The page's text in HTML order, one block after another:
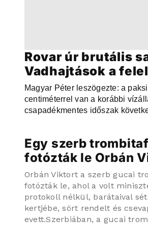
Rovar úr brutális
Vadhajtások a
Magyar Péter leszögezte: a
centiméterrel van a korábbi
csapadékmentes időszak
Egy szerb
fotózták le Orbán
Orbán Viktort a szerb gucai
fotózták le, ahol a volt
protokoll nélkül, barátaival
kertjébe, sört rendelt és
evett.Szerbiában, a gucai